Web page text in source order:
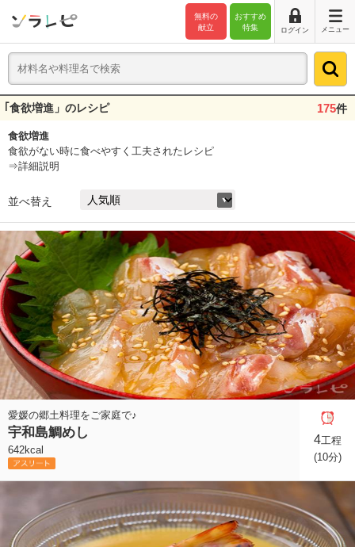
おすすめ
特集
無料の
献立
ログイン メニュー
｢食欲増進」のレシピ 175件
食欲増進
食欲がない時に食べやすく工夫されたレシピ
⇒詳細説明
並べ替え
愛媛の郷土料理をご家庭で♪
宇和島鯛めし
642kcal
4工程
(10分)